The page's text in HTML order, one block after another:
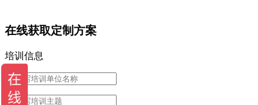
在线获取定制方案
培训信息